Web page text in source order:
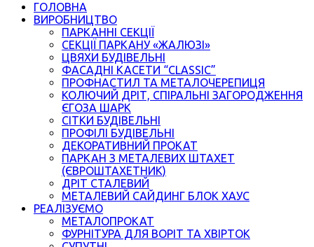
ГОЛОВНА
ВИРОБНИЦТВО
ПАРКАННІ СЕКЦІЇ
СЕКЦІЇ ПАРКАНУ «ЖАЛЮЗІ»
ЦВЯХИ БУДІВЕЛЬНІ
ФАСАДНІ КАСЕТИ “CLASSIC”
ПРОФНАСТИЛ ТА МЕТАЛОЧЕРЕПИЦЯ
КОЛЮЧИЙ ДРІТ, СПІРАЛЬНІ ЗАГОРОДЖЕННЯ
ЄГОЗА ШАРК
СІТКИ БУДІВЕЛЬНІ
ПРОФІЛІ БУДІВЕЛЬНІ
ДЕКОРАТИВНИЙ ПРОКАТ
ПАРКАН З МЕТАЛЕВИХ ШТАХЕТ
(ЄВРОШТАХЕТНИК)
ДРІТ СТАЛЕВИЙ
МЕТАЛЕВИЙ САЙДИНГ БЛОК ХАУС
РЕАЛІЗУЄМО
МЕТАЛОПРОКАТ
ФУРНІТУРА ДЛЯ ВОРІТ ТА ХВІРТОК